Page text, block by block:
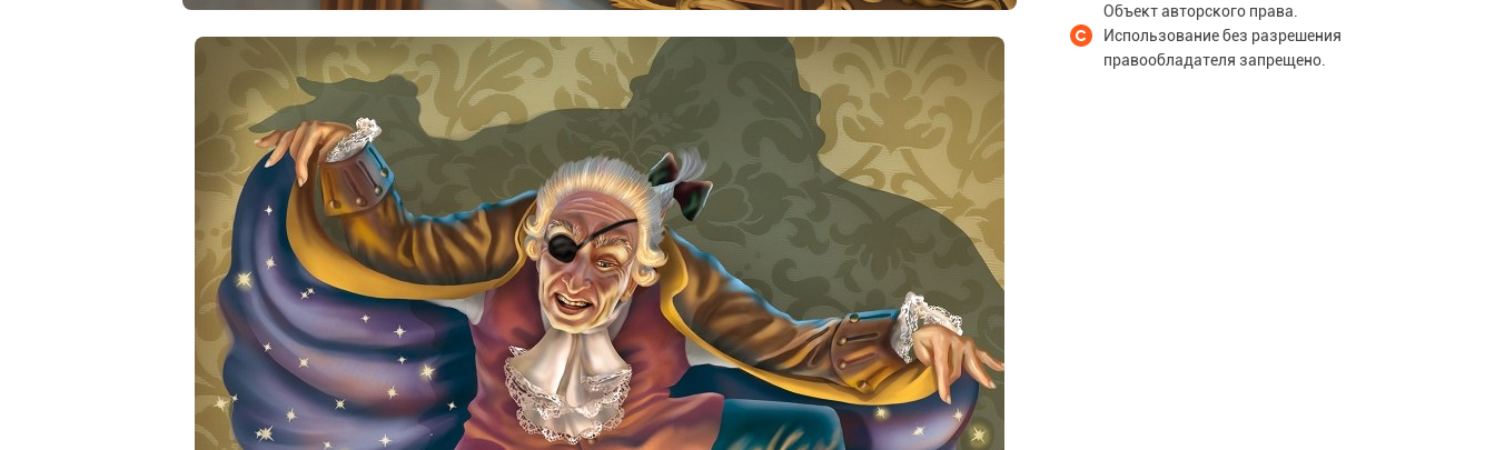
Объект авторского права.
Использование без разрешения
правообладателя запрещено.